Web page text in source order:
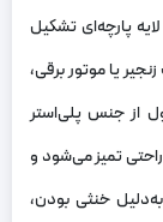
پارچه‌ای تشکیل
یا موتور برقی،
از جنس پلی‌استر
تمیز می‌شود و
خنثی بودن،